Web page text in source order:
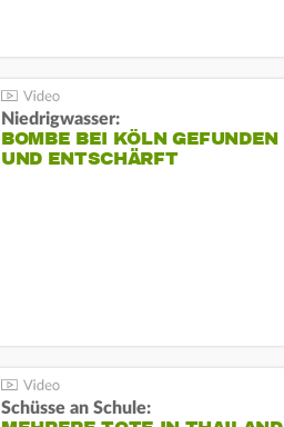
Niedrigwasser:
BOMBE BEI KÖLN GEFUNDEN
UND ENTSCHÄRFT
Schüsse an Schule: